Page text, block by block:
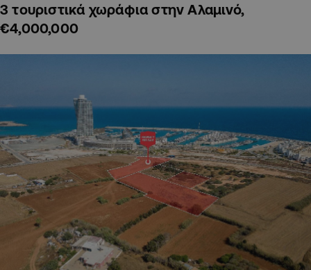
3 τουριστικά χωράφια στην Αλαμινό,
€4,000,000